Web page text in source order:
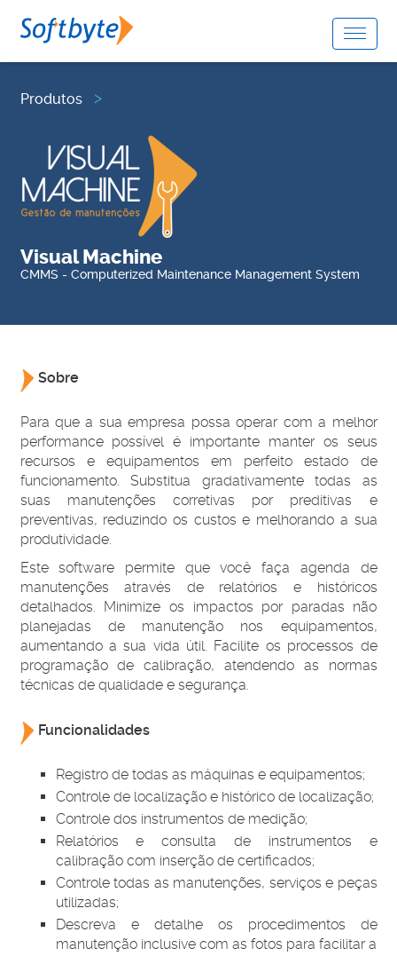
Produtos
Visual Machine
CMMS - Computerized Maintenance Management System
Sobre
Para que a sua empresa possa operar com a melhor
performance possível é importante manter os seus
recursos e equipamentos em perfeito estado de
funcionamento. Substitua gradativamente todas as
suas manutenções corretivas por preditivas e
preventivas, reduzindo os custos e melhorando a sua
produtividade.
Este software permite que você faça agenda de
manutenções através de relatórios e históricos
detalhados. Minimize os impactos por paradas não
planejadas de manutenção nos equipamentos,
aumentando a sua vida útil. Facilite os processos de
programação de calibração, atendendo as normas
técnicas de qualidade e segurança.
Funcionalidades
Registro de todas as máquinas e equipamentos;
Controle de localização e histórico de localização;
Controle dos instrumentos de medição;
Relatórios e consulta de instrumentos e
calibração com inserção de certificados;
Controle todas as manutenções, serviços e peças
utilizadas;
Descreva e detalhe os procedimentos de
manutenção inclusive com as fotos para facilitar a